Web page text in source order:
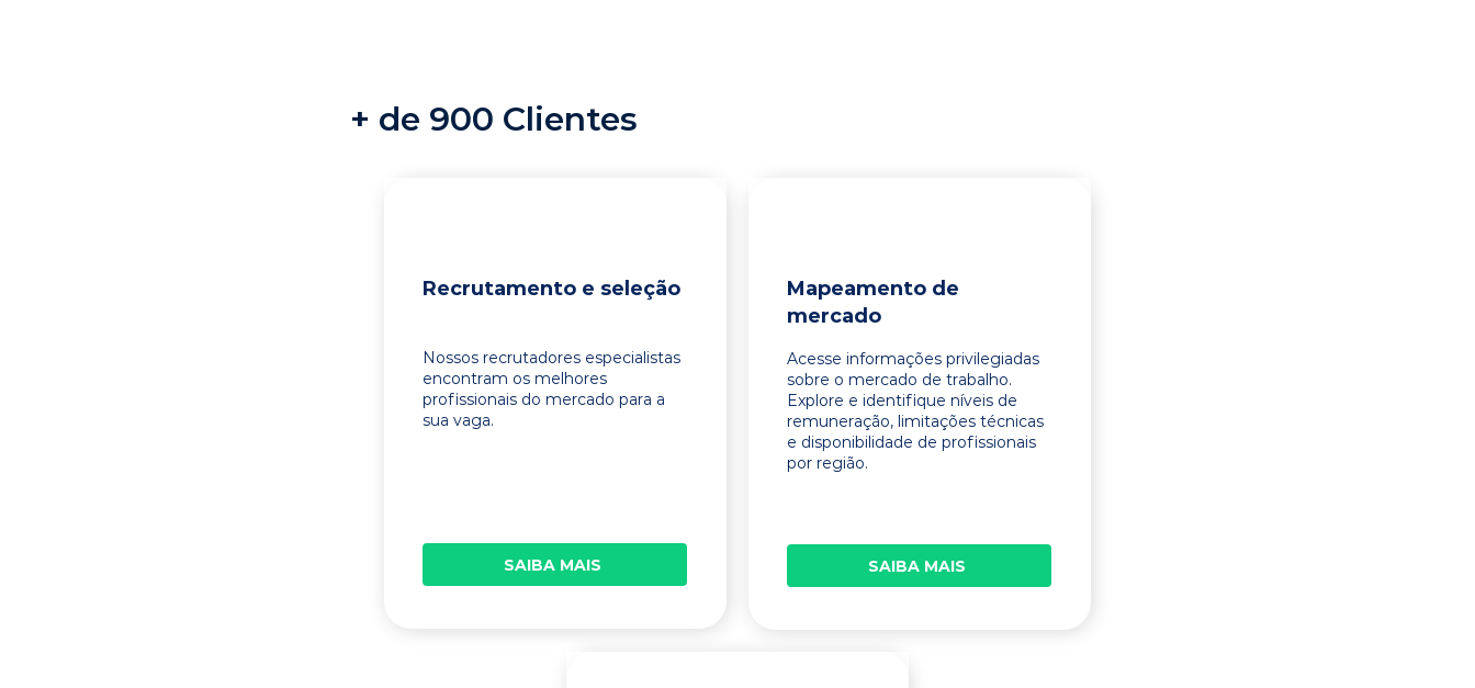
+ de 900 Clientes
Recrutamento e seleção
Nossos recrutadores especialistas
encontram os melhores
profissionais do mercado para a
sua vaga.
SAIBA MAIS
Mapeamento de
mercado
Acesse informações privilegiadas
sobre o mercado de trabalho.
Explore e identifique níveis de
remuneração, limitações técnicas
e disponibilidade de profissionais
por região.
SAIBA MAIS